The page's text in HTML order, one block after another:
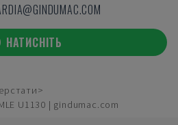
НАТИСНІТЬ
U1130 | gindumac.com